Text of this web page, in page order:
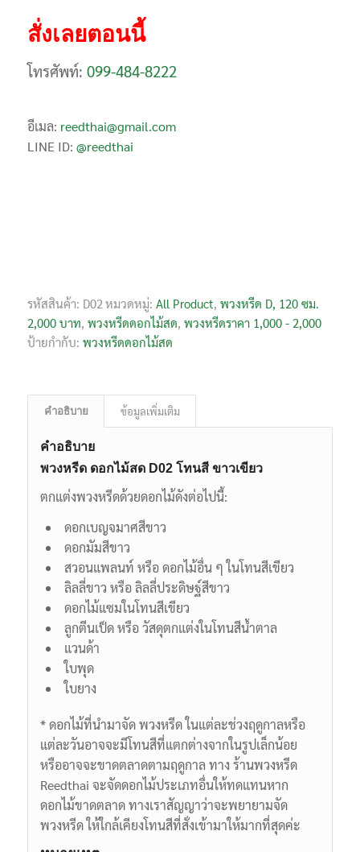
สั่งเลยตอนนี้
โทรศัพท์: 099-484-8222
อีเมล: reedthai@gmail.com
LINE ID: @reedthai
รหัสสินค้า: D02 หมวดหมู่: All Product, พวงหรีด D, 120 ซม.
2,000 บาท, พวงหรีดดอกไม้สด, พวงหรีดราคา 1,000 - 2,000
ป้ายกำกับ: พวงหรีดดอกไม้สด
คำอธิบาย ข้อมูลเพิ่มเติม
คำอธิบาย
พวงหรีด ดอกไม้สด D02 โทนสี ขาวเขียว
ตกแต่งพวงหรีดด้วยดอกไม้ดังต่อไปนี้:
ดอกเบญจมาศสีขาว
ดอกมัมสีขาว
สวอนแพลนท์ หรือ ดอกไม้อื่น ๆ ในโทนสีเขียว
ลิลลี่ขาว หรือ ลิลลี่ประดิษฐ์สีขาว
ดอกไม้แซมในโทนสีเขียว
ลูกตีนเป็ด หรือ วัสดุตกแต่งในโทนสีน้ำตาล
แวนด้า
ใบพุด
ใบยาง
* ดอกไม้ที่นำมาจัด พวงหรีด ในแต่ละช่วงฤดูกาลหรือ
แต่ละวันอาจจะมีโทนสีที่แตกต่างจากในรูปเล็กน้อย
หรืออาจจะขาดตลาดตามฤดูกาล ทาง ร้านพวงหรีด
Reedthai จะจัดดอกไม้ประเภทอื่นให้ทดแทนหาก
ดอกไม้ขาดตลาด ทางเราสัญญาว่าจะพยายามจัด
พวงหรีด ให้ใกล้เคียงโทนสีที่สั่งเข้ามาให้มากที่สุดค่ะ